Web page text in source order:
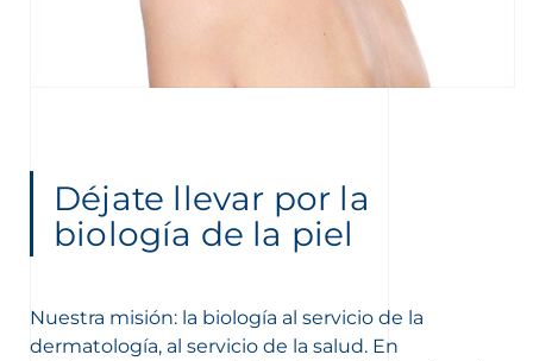
Déjate llevar por la
biología de la piel
Nuestra misión: la biología al servicio de la
dermatología, al servicio de la salud. En